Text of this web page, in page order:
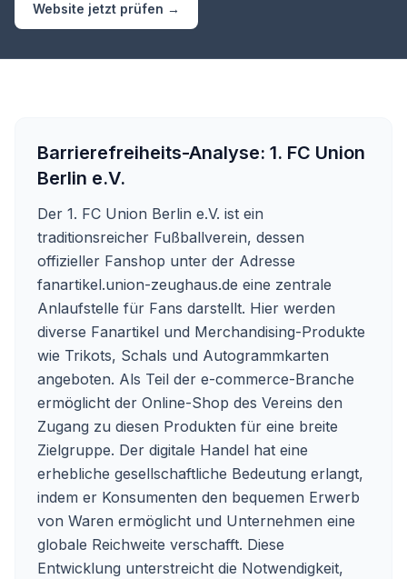
Website jetzt prüfen →
Barrierefreiheits-Analyse: 1. FC Union
Berlin e.V.
Der 1. FC Union Berlin e.V. ist ein
traditionsreicher Fußballverein, dessen
offizieller Fanshop unter der Adresse
fanartikel.union-zeughaus.de eine zentrale
Anlaufstelle für Fans darstellt. Hier werden
diverse Fanartikel und Merchandising-Produkte
wie Trikots, Schals und Autogrammkarten
angeboten. Als Teil der e-commerce-Branche
ermöglicht der Online-Shop des Vereins den
Zugang zu diesen Produkten für eine breite
Zielgruppe. Der digitale Handel hat eine
erhebliche gesellschaftliche Bedeutung erlangt,
indem er Konsumenten den bequemen Erwerb
von Waren ermöglicht und Unternehmen eine
globale Reichweite verschafft. Diese
Entwicklung unterstreicht die Notwendigkeit,